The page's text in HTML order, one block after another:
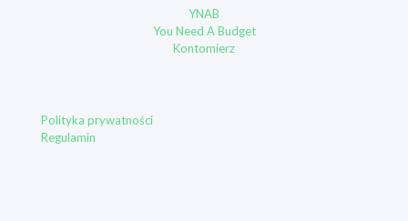
YNAB
You Need A Budget
Kontomierz
Polityka prywatności
Regulamin